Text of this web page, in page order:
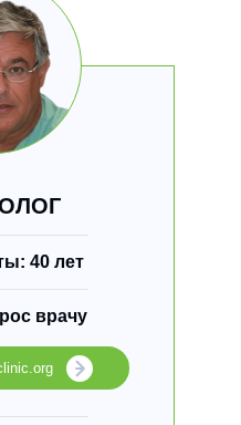
40 лет
врачу